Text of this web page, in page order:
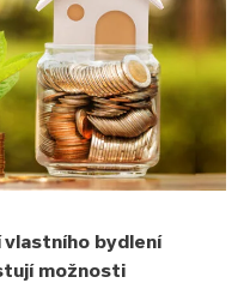
vlastního bydlení
možnosti